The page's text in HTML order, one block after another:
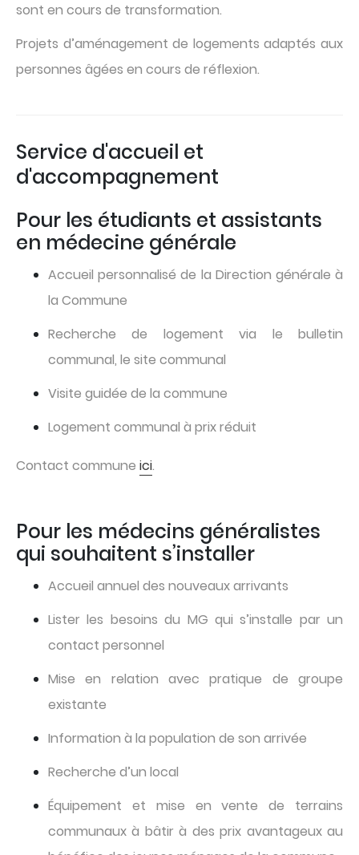
sont en cours de transformation.
Projets d’aménagement de logements adaptés aux
personnes âgées en cours de réflexion.
Service d'accueil et
d'accompagnement
Pour les étudiants et assistants
en médecine générale
Accueil personnalisé de la Direction générale à
la Commune
Recherche de logement via le bulletin
communal, le site communal
Visite guidée de la commune
Logement communal à prix réduit
Contact commune ici.
Pour les médecins généralistes
qui souhaitent s’installer
Accueil annuel des nouveaux arrivants
Lister les besoins du MG qui s’installe par un
contact personnel
Mise en relation avec pratique de groupe
existante
Information à la population de son arrivée
Recherche d’un local
Équipement et mise en vente de terrains
communaux à bâtir à des prix avantageux au